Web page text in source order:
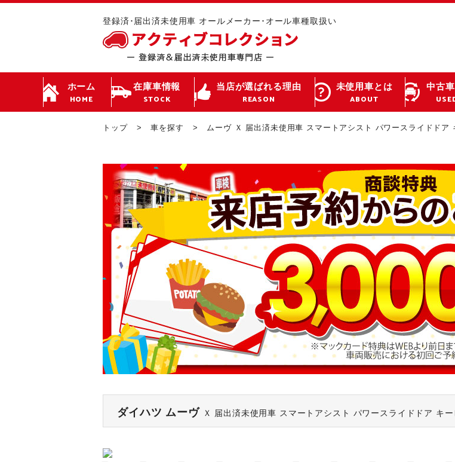
登録済･届出済未使用車 オールメーカー･オール車種取扱い
ホーム
HOME
在庫車情報
STOCK
当店が選ばれる理由
REASON
未使用車とは
ABOUT
中古
トップ 車を探す ムーヴ Ｘ 届出済未使用車 スマートアシスト パワースライドドア
ダイハツ ムーヴ Ｘ 届出済未使用車 スマートアシスト パワースライドドア キ